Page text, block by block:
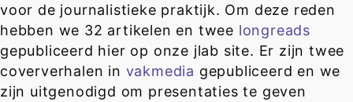
voor de journalistieke praktijk. Om deze reden
hebben we 32 artikelen en twee longreads
gepubliceerd hier op onze jlab site. Er zijn twee
coververhalen in vakmedia gepubliceerd en we
zijn uitgenodigd om presentaties te geven